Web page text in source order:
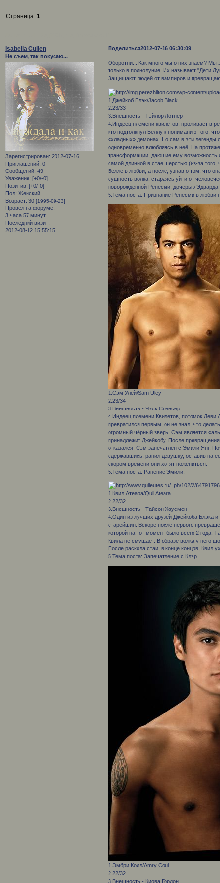
Страница:1
Поделиться2012-07-16 06:30:09
Isabella Cullen
Не съем, так покусаю...
Зарегистрирован: 2012-07-16
Приглашений: 0
Сообщений: 49
Уважение: [+0/-0]
Позитив: [+0/-0]
Пол: Женский
Возраст: 30 [1995-09-23]
Провел на форуме:
3 часа 57 минут
Последний визит:
2012-08-12 15:55:15
Оборотни... Как много мы о них знаем? Мы
только в полнолуние. Их называют "Дети
Защищают людей от вампиров и
1.Джейкоб Блэк/Jacob Black
2.23/33
3.Внешность - Тэйлор Лотнер
4.Индеец племени квилетов, проживает в
кто подтолкнул Беллу к пониманию того,
«хладных» демонах. Но сам в эти легенды
одновременно влюбляясь в неё. На
трансформации, дающие ему возможность
самой длинной в стае шерстью (из-за
Белле в любви, а после, узнав о том, что
сущность волка, стараясь уйти от
новорожденной Ренесми, дочерью Эдварда
5.Тема поста: Признание Ренесми в любви
1.Сэм Улей/Sam Uley
2.23/34
3.Внешность - Чэск Спенсер
4.Индеец племени Квилетов, потомок Леви
превратился первым, он не знал, что
огромный чёрный зверь. Сэм является
принадлежит Джейкобу. После
отказался. Сэм запечатлен с Эмили Янг.
сдержавшись, ранил девушку, оставив на
скором времени они хотят пожениться.
5.Тема поста: Ранение Эмили.
1.Квил Атеара/Quil Ateara
2.22/32
3.Внешность - Тайсон Хаусмен
4.Один из лучших друзей Джейкоба Блэка и
старейшин. Вскоре после первого
которой на тот момент было всего 2 года.
Квила не смущает. В образе волка у него
После раскола стаи, в конце концов, Квил
5.Тема поста: Запечатление с Клэр.
1.Эмбри Колл/Amry Coul
2.22/32
3.Внешность - Киова Гордон